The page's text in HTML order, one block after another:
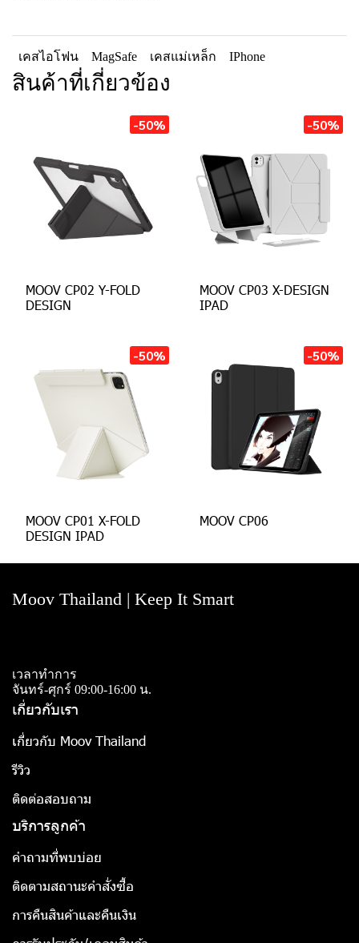
เคสไอโฟน MagSafe เคสแม่เหล็ก IPhone
สินค้าที่เกี่ยวข้อง
-50%
MOOV CP02 Y-FOLD
DESIGN
-50%
MOOV CP03 X-DESIGN
IPAD
-50%
MOOV CP01 X-FOLD
DESIGN IPAD
-50%
MOOV CP06
Moov Thailand | Keep It Smart
เวลาทำการ
จันทร์-ศุกร์ 09:00-16:00 น.
เกี่ยวกับเรา
เกี่ยวกับ Moov Thailand
รีวิว
ติดต่อสอบถาม
บริการลูกค้า
คำถามที่พบบ่อย
ติดตามสถานะคำสั่งซื้อ
การคืนสินค้าและคืนเงิน